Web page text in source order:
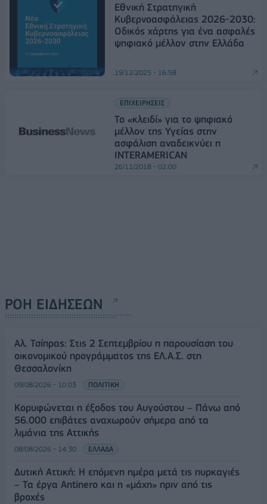
Εθνική Στρατηγική
Κυβερνοασφάλειας 2026-2030:
Οδικός χάρτης για ένα ασφαλές
ψηφιακό μέλλον στην Ελλάδα
19/12/2025 - 16:58
ΕΠΙΧΕΙΡΗΣΕΙΣ
Το «κλειδί» για το ψηφιακό
μέλλον της Υγείας στην
ασφάλιση αναδεικνύει η
INTERAMERICAN
26/11/2018 - 02:00
ΡΟΗ ΕΙΔΗΣΕΩΝ
Αλ. Τσίπρας: Στις 2 Σεπτεμβρίου η παρουσίαση του
οικονομικού προγράμματος της ΕΛ.Α.Σ. στη
Θεσσαλονίκη
09/08/2026 - 10:03 ΠΟΛΙΤΙΚΗ
Κορυφώνεται η έξοδος του Αυγούστου – Πάνω από
56.000 επιβάτες αναχωρούν σήμερα από τα
λιμάνια της Αττικής
08/08/2026 - 14:30 ΕΛΛΑΔΑ
Δυτική Αττική: Η επόμενη ημέρα μετά τις πυρκαγιές
– Τα έργα Antinero και η «μάχη» πριν από τις
βροχές